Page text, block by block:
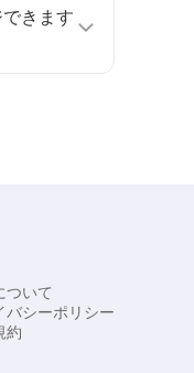
詳しくは
きます
ついて
バシーポリシー
約